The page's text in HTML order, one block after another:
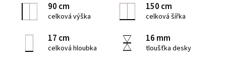
90 cm
celková výška
150 cm
celková šířka
17 cm
celková hloubka
16 mm
tloušťka desky